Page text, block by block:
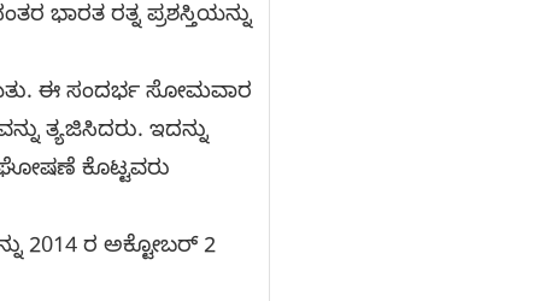
ಭಾರತ ರತ್ನ ಪ್ರಶಸ್ತಿಯನ್ನು
ಈ ಸಂದರ್ಭ ಸೋಮವಾರ
ತ್ಯಜಿಸಿದರು. ಇದನ್ನು
ಕೊಟ್ಟವರು
2014 ರ ಅಕ್ಟೋಬರ್ 2